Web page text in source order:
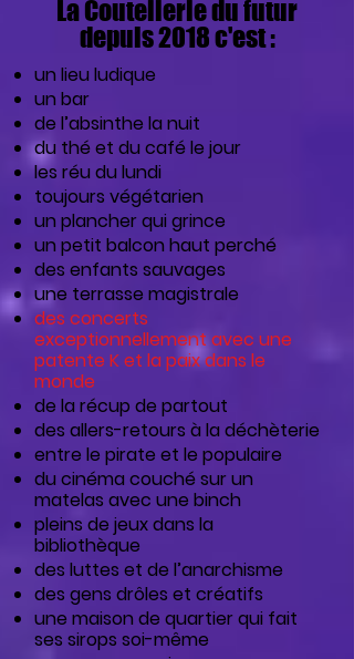
La Coutellerie du futur
depuis 2018 c'est :
un lieu ludique
un bar
de l’absinthe la nuit
du thé et du café le jour
les réu du lundi
toujours végétarien
un plancher qui grince
un petit balcon haut perché
des enfants sauvages
une terrasse magistrale
des concerts
exceptionnellement avec une
patente K et la paix dans le
monde
de la récup de partout
des allers-retours à la déchèterie
entre le pirate et le populaire
du cinéma couché sur un
matelas avec une binch
pleins de jeux dans la
bibliothèque
des luttes et de l’anarchisme
des gens drôles et créatifs
une maison de quartier qui fait
ses sirops soi-même